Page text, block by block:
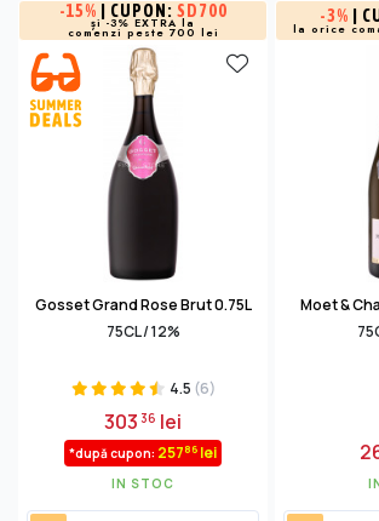
-15% | CUPON: SD700
și -3% EXTRA la
comenzi peste 700 lei
Gosset Grand Rose Brut 0.75L
75CL / 12%
4.5 (6)
303 36 lei
*după cupon: 25786 lei
IN STOC
-3% |
la orice
Moet &